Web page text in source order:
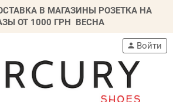
В МАГАЗИНЫ РОЗЕТКА НА
ОТ 1000 ГРН ВЕСНА
person Войти